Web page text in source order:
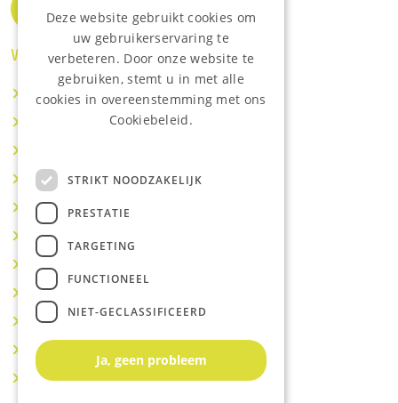
Waar wij o.a actief zijn:
Makelaar IJsselstein
Makelaar Utrecht
Makelaar Houten
Makelaar Vianen
Makelaar Maarssen
Makelaar Lopik
Makelaar Montfoort
Makelaar Benschop
Makelaar Schoonhoven
Makelaar Hoef en Haag
Deze website gebruikt cookies om
uw gebruikerservaring te
verbeteren. Door onze website te
gebruiken, stemt u in met alle
cookies in overeenstemming met ons
Cookiebeleid.
STRIKT NOODZAKELIJK
PRESTATIE
TARGETING
FUNCTIONEEL
NIET-GECLASSIFICEERD
Ja, geen probleem